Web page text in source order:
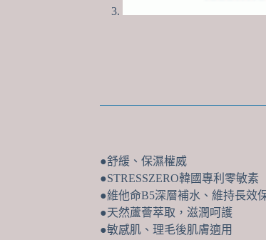
●舒緩、保濕權威
●STRESSZERO韓國專利零敏素
●維他命B5深層補水、維持長效
●天然蘆薈萃取，滋潤呵護
●敏感肌、理毛後肌膚適用